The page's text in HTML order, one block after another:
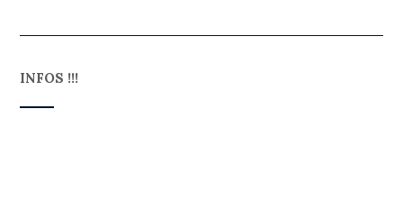
INFOS !!!